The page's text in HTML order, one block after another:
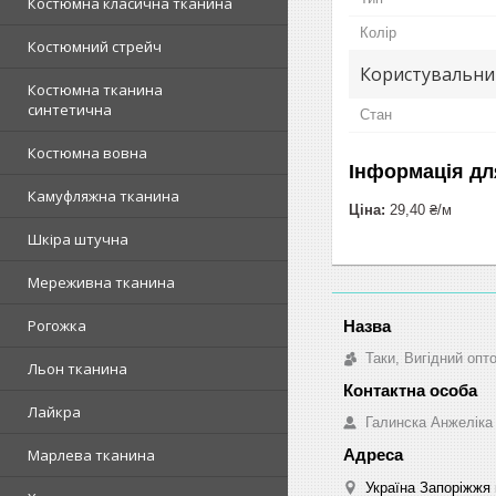
Костюмний стрейч
Костюмна тканина
синтетична
Костюмна вовна
Камуфляжна тканина
Шкіра штучна
Мереживна тканина
Рогожка
Льон тканина
Лайкра
Марлева тканина
Колір
Стан
Інформація
Ціна: 29,40 ₴/м
Таки, Вигідний
Галинска Анжеліка
Україна